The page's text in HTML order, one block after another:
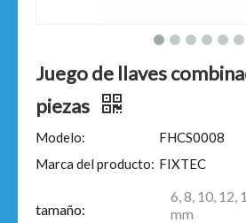
Juego de llaves
piezas
Modelo:
FHCS0008
Marca del producto: FIXTEC
tamaño:
6, 8, 10, 12,
mm